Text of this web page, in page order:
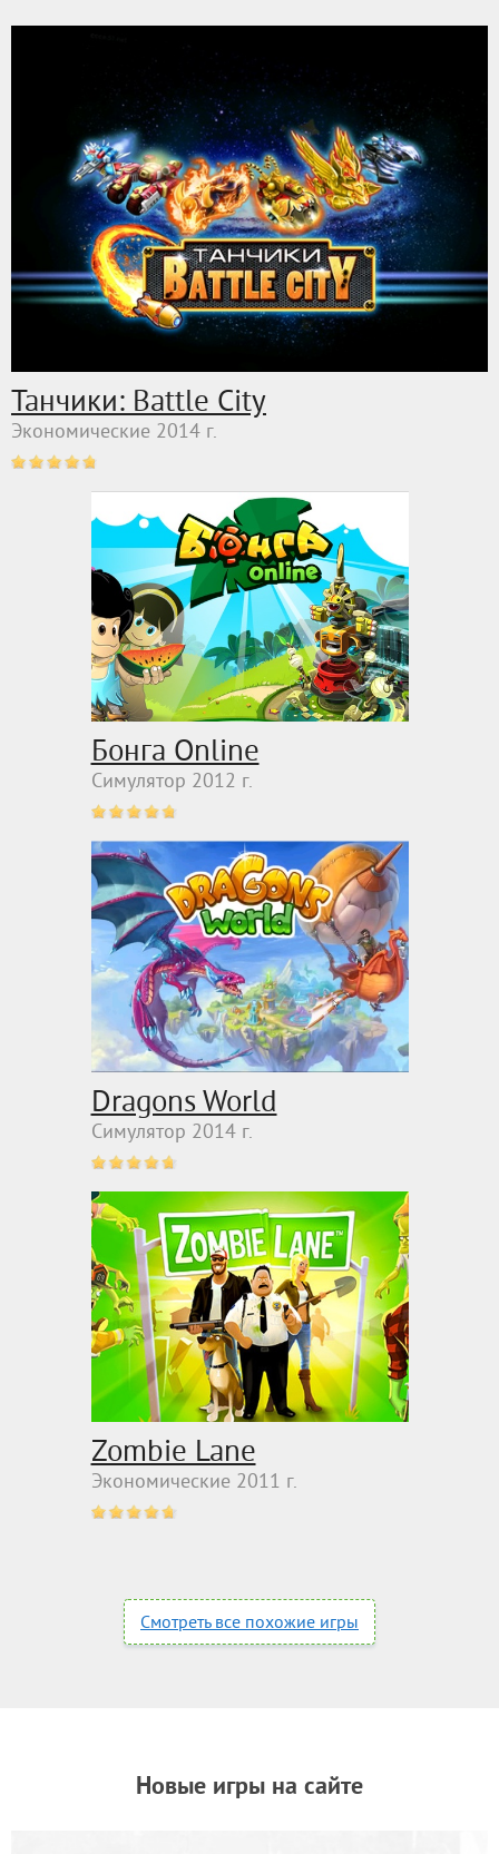
Танчики: Battle City
Экономические 2014 г.
Бонга Online
Симулятор 2012 г.
Dragons World
Симулятор 2014 г.
Zombie Lane
Экономические 2011 г.
Смотреть все похожие игры
Новые игры на сайте